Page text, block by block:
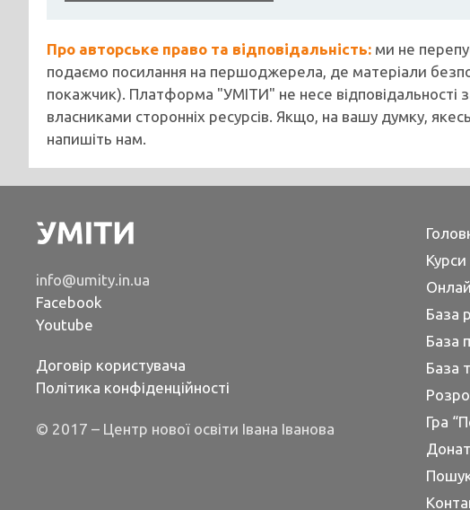
Про авторське право та відповідальність: ми не
подаємо посилання на першоджерела, де матеріали
покажчик). Платформа "УМІТИ" не несе відповідальності
власниками сторонніх ресурсів. Якщо, на вашу думку,
напишіть нам.
info@umity.in.ua
Facebook
Youtube
Договір користувача
Політика конфіденційності
© 2017 – Центр нової освіти Івана Іванова
Курси
База
База
База
Гра